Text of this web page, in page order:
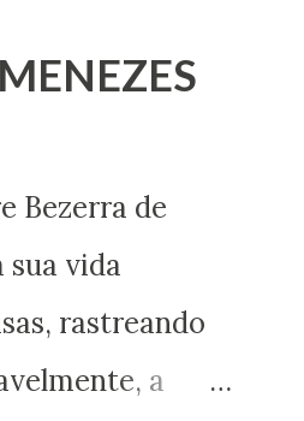
de
sua vida
rastreando
a